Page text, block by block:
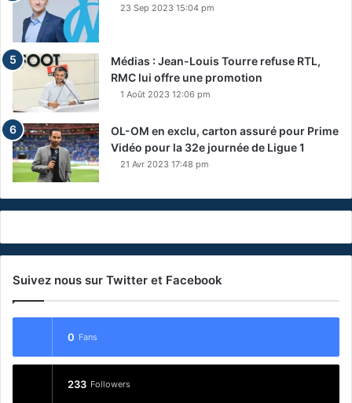
23 Sep 2023 15:04 pm
Médias : Jean-Louis Tourre refuse RTL,
RMC lui offre une promotion
1 Août 2023 12:06 pm
OL-OM en exclu, carton assuré pour Prime
Vidéo pour la 32e journée de Ligue 1
21 Avr 2023 17:48 pm
Suivez nous sur Twitter et Facebook
0 Fans
233 Followers